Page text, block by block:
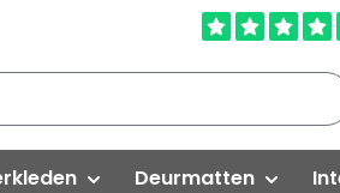
Deurmatten